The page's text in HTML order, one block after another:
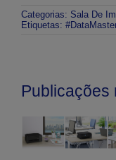
Categorias: Sala De
Etiquetas:
Publicações